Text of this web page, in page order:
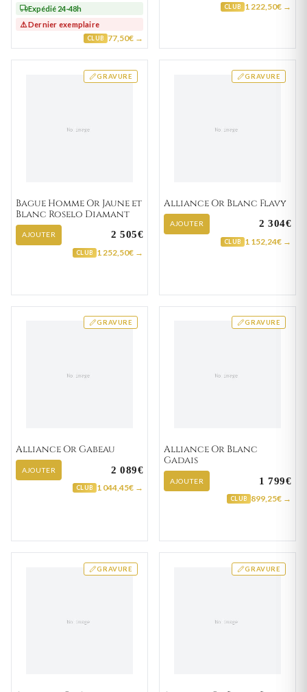
Expédié 24-48h
⚠️ Dernier exemplaire
CLUB 77,50€ →
CLUB 1 222,50€ →
GRAVURE
Bague Homme Or Jaune et
Blanc Roselo Diamant
AJOUTER 2 505€
CLUB 1 252,50€ →
GRAVURE
Alliance Or Blanc Flavy
AJOUTER 2 304€
CLUB 1 152,24€ →
GRAVURE
Alliance Or Gabeau
AJOUTER 2 089€
CLUB 1 044,45€ →
GRAVURE
Alliance Or Blanc
Gadais
AJOUTER 1 799€
CLUB 899,25€ →
GRAVURE GRAVURE